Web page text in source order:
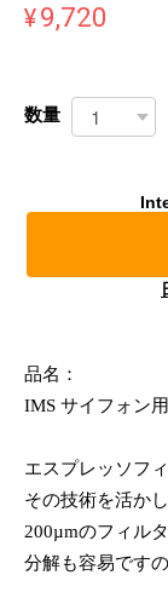
¥9,720
数量
品名：
IMS サイフォン
エスプレッソフ
その技術を活か
200µmのフィルタ
分解も容易です